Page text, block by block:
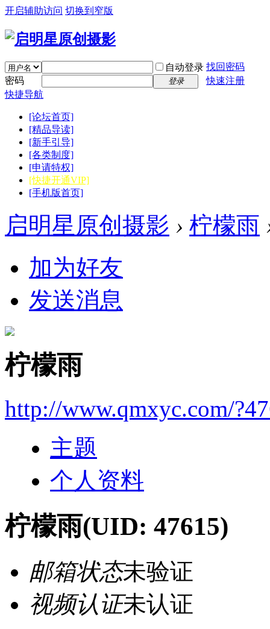
开启辅助访问 切换到窄版
自动登录 找回密码
密码
登录
快速注册
快捷导航
[论坛首页]
[精品导读]
[新手引导]
[各类制度]
[申请特权]
[快捷开通VIP]
[手机版首页]
启明星原创摄影 › 柠檬雨
加为好友
发送消息
柠檬雨
http://www.qmxyc.com/
主题
个人资料
柠檬雨(UID: 47615)
邮箱状态未验证
视频认证未认证